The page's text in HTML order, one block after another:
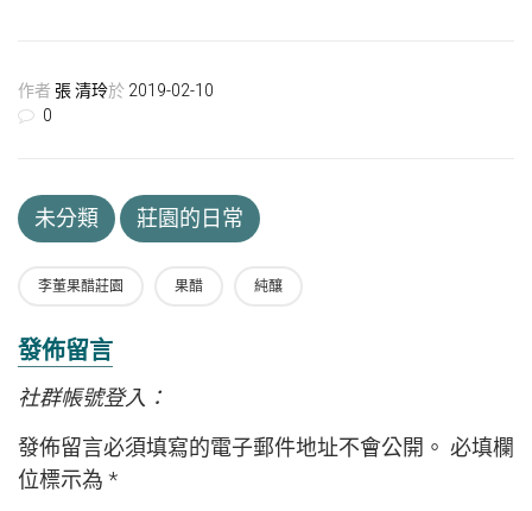
作者 張 清玲於 2019-02-10
0
未分類 莊園的日常
李董果醋莊園 果醋 純釀
發佈留言
社群帳號登入：
發佈留言必須填寫的電子郵件地址不會公開。 必填欄
位標示為 *